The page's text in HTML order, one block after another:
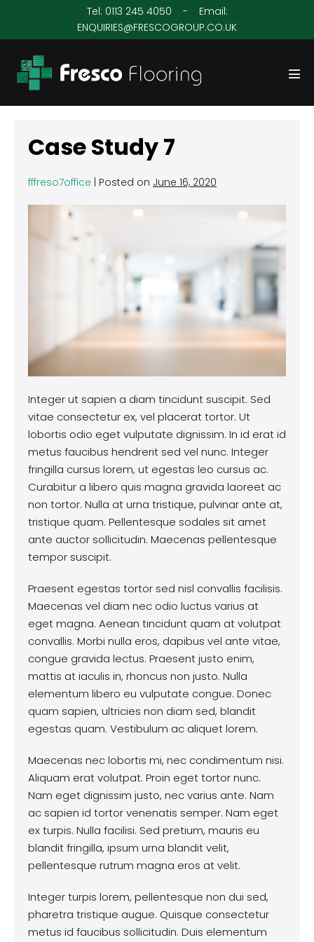
content
Tel: 0113 245 4050 - Email:
ENQUIRIES@FRESCOGROUP.CO.UK
Case Study 7
fffreso7office Posted on June 16, 2020
Integer ut sapien a diam tincidunt suscipit. Sed
vitae consectetur ex, vel placerat tortor. Ut
lobortis odio eget vulputate dignissim. In id erat id
metus faucibus hendrerit sed vel nunc. Integer
fringilla cursus lorem, ut egestas leo cursus ac.
Curabitur a libero quis magna gravida laoreet ac
non tortor. Nulla at urna tristique, pulvinar ante at,
tristique quam. Pellentesque sodales sit amet
ante auctor sollicitudin. Maecenas pellentesque
tempor suscipit.
Praesent egestas tortor sed nisl convallis facilisis.
Maecenas vel diam nec odio luctus varius at
eget magna. Aenean tincidunt quam at volutpat
convallis. Morbi nulla eros, dapibus vel ante vitae,
congue gravida lectus. Praesent justo enim,
mattis at iaculis in, rhoncus non justo. Nulla
elementum libero eu vulputate congue. Donec
quam sapien, ultricies non diam sed, blandit
egestas quam. Vestibulum ac aliquet lorem.
Maecenas nec lobortis mi, nec condimentum nisi.
Aliquam erat volutpat. Proin eget tortor nunc.
Nam eget dignissim justo, nec varius ante. Nam
ac sapien id tortor venenatis semper. Nam eget
ex turpis. Nulla facilisi. Sed pretium, mauris eu
blandit fringilla, ipsum urna blandit velit,
pellentesque rutrum magna eros at velit.
Integer turpis lorem, pellentesque non dui sed,
pharetra tristique augue. Quisque consectetur
metus id faucibus sollicitudin. Duis elementum